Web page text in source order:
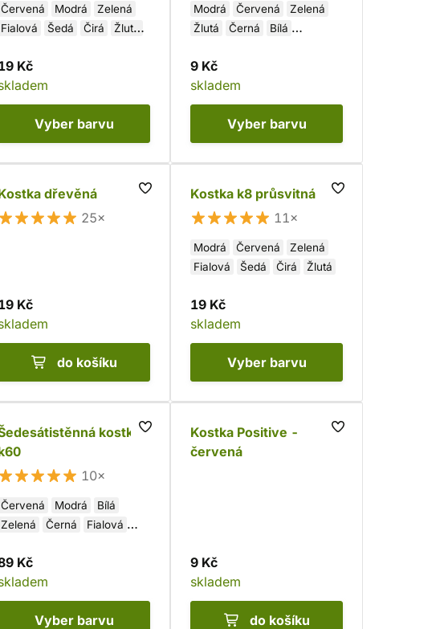
Červená Modrá
Zelená
Fialová
Šedá Čirá
Žlutá
Kč
Vyber barvu
Modrá Červená
Zelená
Žlutá
Černá
Bílá
9 Kč
skladem
Vyber barvu
dřevěná
25×
Kč
do košíku
Kostka k8 průsvitná
11×
Modrá Červená
Zelená
Fialová
Šedá Čirá Žlutá
19 Kč
skladem
Vyber barvu
kostka
10×
Červená Modrá
Bílá
Zelená
Černá
Fialová
Kč
Vyber barvu
Kostka Positive -
červená
9 Kč
skladem
do košíku